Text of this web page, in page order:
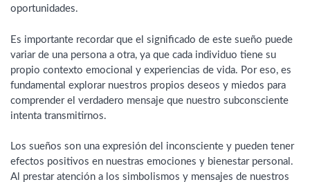
oportunidades.
Es importante recordar que el significado de este sueño puede
variar de una persona a otra, ya que cada individuo tiene su
propio contexto emocional y experiencias de vida. Por eso, es
fundamental explorar nuestros propios deseos y miedos para
comprender el verdadero mensaje que nuestro subconsciente
intenta transmitirnos.
Los sueños son una expresión del inconsciente y pueden tener
efectos positivos en nuestras emociones y bienestar personal.
Al prestar atención a los simbolismos y mensajes de nuestros